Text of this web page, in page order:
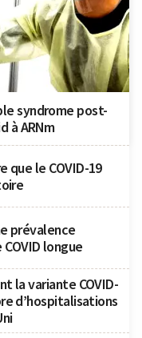
syndrome post-
à ARNm
que le COVID-19
prévalence
longue
la variante COVID-
d’hospitalisations